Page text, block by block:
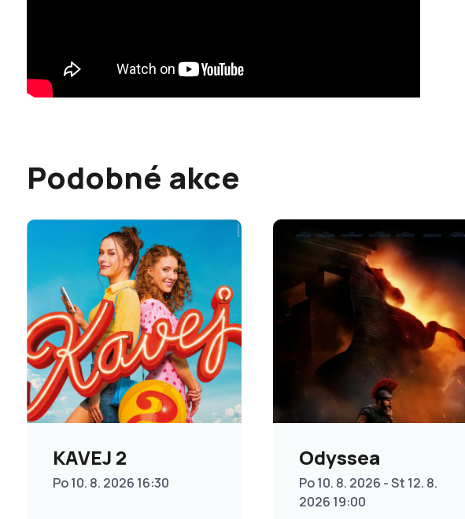
Podobné akce
KAVEJ 2
Po 10. 8. 2026 16:30
Odyssea
Po 10. 8. 2026 - St 12. 8.
2026 19:00